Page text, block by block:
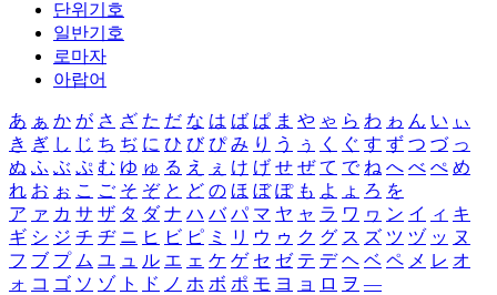
단위기호
일반기호
로마자
아랍어
あ ぁ か が さ ざ た だ な は ば ぱ ま や ゃ ら わ ゎ ん い ぃ
き ぎ し じ ち ぢ に ひ び ぴ み り う ぅ く ぐ す ず つ づ っ
ぬ ふ ぶ ぷ む ゆ ゅ る え ぇ け げ せ ぜ て で ね へ べ ぺ め
れ お ぉ こ ご そ ぞ と ど の ほ ぼ ぽ も よ ょ ろ を
ア ァ カ サ ザ タ ダ ナ ハ バ パ マ ヤ ャ ラ ワ ヮ ン イ ィ キ
ギ シ ジ チ ヂ ニ ヒ ビ ピ ミ リ ウ ゥ ク グ ス ズ ツ ヅ ッ ヌ
フ ブ プ ム ユ ュ ル エ ェ ケ ゲ セ ゼ テ デ ヘ ベ ペ メ レ オ
ォ コ ゴ ソ ゾ ト ド ノ ホ ボ ポ モ ヨ ョ ロ ヲ ―